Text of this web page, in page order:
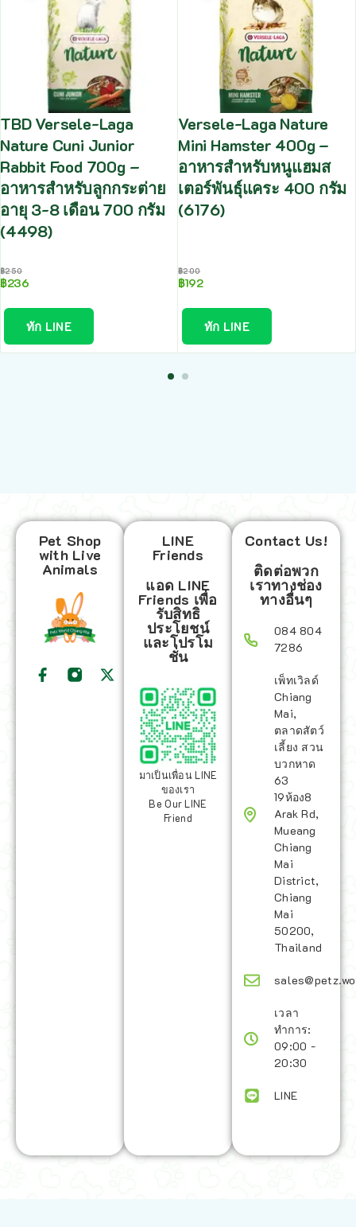
TBD Versele-Laga
Nature Cuni Junior
Rabbit Food 700g –
อาหารสำหรับลูกกระต่าย
อายุ 3-8 เดือน 700 กรัม
(4498)
฿250
฿236
ทัก LINE
Versele-Laga Nature
Mini Hamster 400g –
อาหารสำหรับหนูแฮมส
เตอร์พันธุ์แคระ 400 กรัม
(6176)
฿200
฿192
ทัก LINE
Pet Shop
with Live
Animals
LINE
Friends
แอด LINE
Friends เพื่อ
รับสิทธิ
ประโยชน์
และโปรโม
ชั่น
มาเป็นเพื่อน LINE
ของเรา
Be Our LINE
Friend
Contact Us!
ติดต่อพวก
เราทางช่อง
ทางอื่นๆ
084 804
7286
เพ็ทเวิลด์
Chiang
Mai,
ตลาดสัตว์
เลี้ยง สวน
บวกหาด
63
19ห้อง8
Arak Rd,
Mueang
Chiang
Mai
District,
Chiang
Mai
50200,
Thailand
เวลา
ทำการ:
09:00 -
20:30
LINE